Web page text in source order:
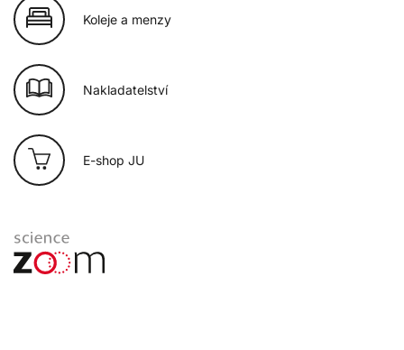
Koleje a menzy
Nakladatelství
E-shop JU